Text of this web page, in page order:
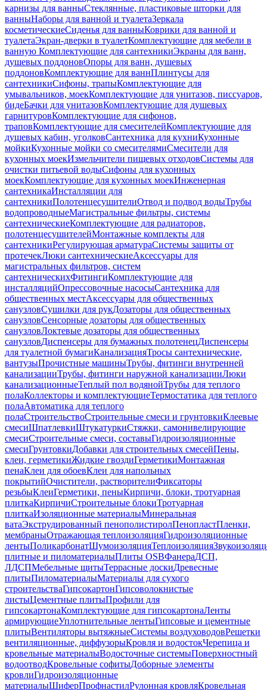
карнизы для ванныСтеклянные, пластиковые шторки для
ванныНаборы для ванной и туалетаЗеркала
косметическиеСиденья для ванныКоврики для ванной и
туалетаЭкран-дверки в туалетКомплектующие для мебели в
ванную Комплектующие для сантехникиЭкраны для ванн,
душевых поддоновОпоры для ванн, душевых
поддоновКомплектующие для ваннПлинтусы для
сантехникиСифоны, трапыКомплектующие для
умывальников, моекКомплектующие для унитазов, писсуаров,
бидеБачки для унитазовКомплектующие для душевых
гарнитуровКомплектующие для сифонов,
траповКомплектующие для смесителейКомплектующие для
душевых кабин, уголковСантехника для кухниКухонные
мойкиКухонные мойки со смесителямиСмесители для
кухонных моекИзмельчители пищевых отходовСистемы для
очистки питьевой водыСифоны для кухонных
моекКомплектующие для кухонных моекИнженерная
сантехникаИнсталляции для
сантехникиПолотенцесушителиОтвод и подвод водыТрубы
водопроводныеМагистральные фильтры, системы
сантехническиеКомплектующие для радиаторов,
полотенцесушителейМонтажные комплекты для
сантехникиРегулирующая арматураСистемы защиты от
протечекЛюки сантехническиеАксессуары для
магистральных фильтров, систем
сантехническихФитингиКомплектующие для
инсталляцийОпрессовочные насосыСантехника для
общественных местАксессуары для общественных
санузловСушилки для рукДозаторы для общественных
санузловСенсорные дозаторы для общественных
санузловЛоктевые дозаторы для общественных
санузловДиспенсеры для бумажных полотенецДиспенсеры
для туалетной бумагиКанализацияТросы сантехнические,
вантузыПрочистные машиныТрубы, фитинги внутренней
канализацииТрубы, фитинги наружной канализацииЛюки
канализационныеТеплый пол водянойТрубы для теплого
полаКоллекторы и комплектующиеТермостатика для теплого
полаАвтоматика для теплого
полаСтроительствоСтроительные смеси и грунтовкиКлеевые
смесиШпатлевкиШтукатуркиСтяжки, самонивелирующие
смесиСтроительные смеси, составыГидроизоляционные
смесиГрунтовкиДобавки для строительных смесейПены,
клеи, герметикиЖидкие гвоздиГерметикиМонтажная
пенаКлеи для обоевКлеи для напольных
покрытийОчистители, растворителиФиксаторы
резьбыКлеиГерметики, пеныКирпичи, блоки, тротуарная
плиткаКирпичиСтроительные блокиТротуарная
плиткаИзоляционные материалыМинеральная
ватаЭкструдированный пенополистиролПенопластПленки,
мембраныОтражающая теплоизоляцияГидроизоляционные
лентыПоликарбонатШумоизоляцияТеплоизоляция
плитные и пиломатериалыПлиты OSBФанераДСП,
ЛДСПМебельные щитыТеррасные доскиДревесные
плитыПиломатериалыМатериалы для сухого
строительстваГипсокартонГипсоволокнистые
листыЦементные плитыПрофили для
гипсокартонаКомплектующие для гипсокартонаЛенты
армирующиеУплотнительные лентыГипсовые и цементные
плитыВентиляторы вытяжныеСистемы воздуховодовРешетки
вентиляционные, диффузорыКровля и водостокЧерепица и
кровельные материалыВодосточные системыПоверхностный
водоотводКровельные софитыДоборные элементы
кровлиГидроизоляционные
материалыШиферПрофнастилРулонная кровляКровельная